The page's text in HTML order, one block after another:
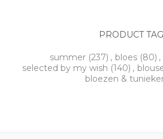
PRODUCT
summer (237) , bloes (80) ,
selected by my wish (140) ,
bloezen &